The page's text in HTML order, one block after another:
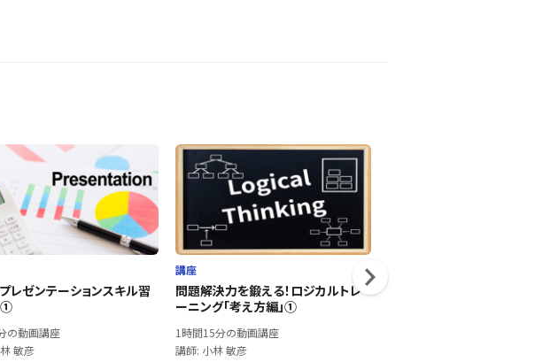
レゼンテーションスキル習
①
の動画講座
敏彦
講座
問題解決力を鍛える！ロジカルトレ
ーニング「考え方編」①
1時間15分の動画講座
講師: 小林 敏彦